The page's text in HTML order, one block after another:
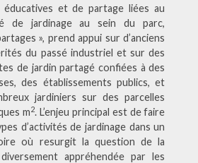
et de partage liées au
de jardinage au sein du parc,
», prend appui sur d’anciens
du passé industriel et sur des
de jardin partagé confiées à des
des établissements publics, et
jardiniers sur des parcelles
m2. L’enjeu principal est de faire
d’activités de jardinage dans un
où resurgit la question de la
appréhendée par les